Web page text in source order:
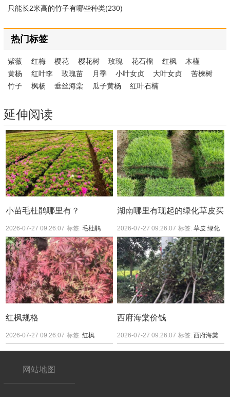
只能长2米高的竹子有哪些种类(230)
热门标签
紫薇 红梅 樱花 樱花树 玫瑰 花石榴 红枫
木槿
黄杨
红叶李 玫瑰苗 月季 小叶女贞 大叶女贞
苦楝树
竹子
枫杨 垂丝海棠 瓜子黄杨 红叶石楠
延伸阅读
小苗毛杜鹃哪里有？
2026-07-27 09:26:07 标签:毛杜鹃
湖南哪里有现起的绿化草皮买
2026-07-27 09:26:07 标签:草皮 绿化
红枫规格
2026-07-27 09:26:07 标签:红枫
西府海棠价钱
2026-07-27 09:26:07 标签:西府海棠
网站地图